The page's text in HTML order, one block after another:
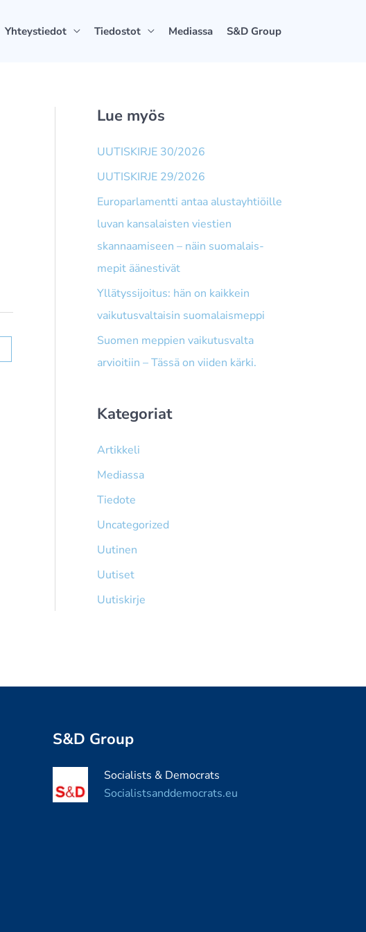
Yhteystiedot Tiedostot Mediassa S&D Group
Lue myös
UUTISKIRJE 30/2026
UUTISKIRJE 29/2026
Europarlamentti antaa alusta­yhtiöille
luvan kansalaisten viestien
skannaamiseen – näin suomalais­
mepit äänestivät
Yllätyssijoitus: hän on kaikkein
vaikutusvaltaisin suomalaismeppi
Suomen meppien vaikutusvalta
arvioitiin – Tässä on viiden kärki.
Kategoriat
Artikkeli
Mediassa
Tiedote
Uncategorized
Uutinen
Uutiset
Uutiskirje
S&D Group
Socialists & Democrats
Socialistsanddemocrats.eu